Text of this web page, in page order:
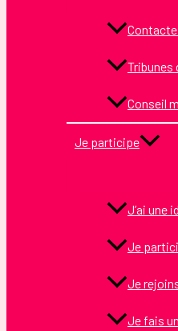
Tribunes
Conseil
Je participe
J’ai une
Je
Je
Je fais